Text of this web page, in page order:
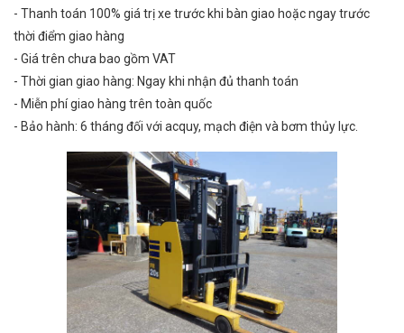
- Thanh toán 100% giá trị xe trước khi bàn giao hoặc ngay trước
thời điểm giao hàng
- Giá trên chưa bao gồm VAT
- Thời gian giao hàng: Ngay khi nhận đủ thanh toán
- Miễn phí giao hàng trên toàn quốc
- Bảo hành: 6 tháng đối với acquy, mạch điện và bơm thủy lực.